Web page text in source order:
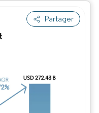
Partager